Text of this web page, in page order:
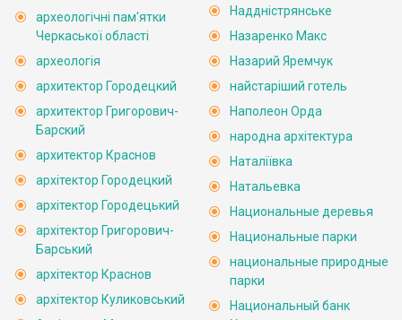
археологічні пам'ятки
Черкаської області
археологія
архитектор Городецкий
архитектор Григорович-
Барский
архитектор Краснов
архітектор Городецкий
архітектор Городецький
архітектор Григорович-
Барський
архітектор Краснов
архітектор Куликовський
Наддністрянське
Назаренко Макс
Назарий Яремчук
найстаріший готель
Наполеон Орда
народна архітектура
Наталіївка
Натальевка
Национальные деревья
Национальные парки
национальные природные
парки
Национальный банк